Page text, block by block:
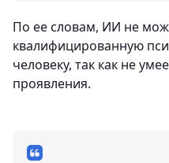
По ее словам, ИИ не
квалифицированную
человеку, так как не
проявления.